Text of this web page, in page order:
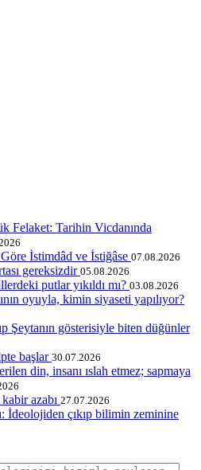
Felaket: Tarihin Vicdanında
İstimdâd ve İstiğâse 07.08.2026
gereksizdir 05.08.2026
putlar yıkıldı mı? 03.08.2026
oyuyla, kimin siyaseti yapılıyor?
Şeytanın gösterisiyle biten düğünler
başlar 30.07.2026
din, insanı ıslah etmez; sapmaya
azabı 27.07.2026
İdeolojiden çıkıp bilimin zeminine